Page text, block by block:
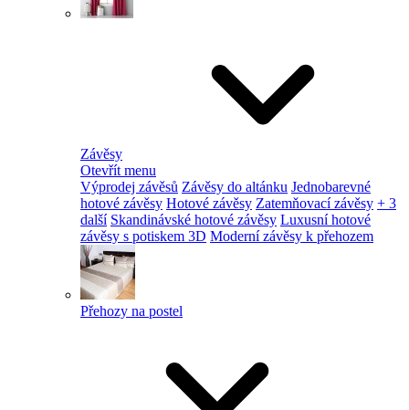
Závěsy
Otevřít menu
Výprodej závěsů Závěsy do altánku Jednobarevné
hotové závěsy Hotové závěsy Zatemňovací závěsy + 3
další Skandinávské hotové závěsy Luxusní hotové
závěsy s potiskem 3D Moderní závěsy k přehozem
Přehozy na postel